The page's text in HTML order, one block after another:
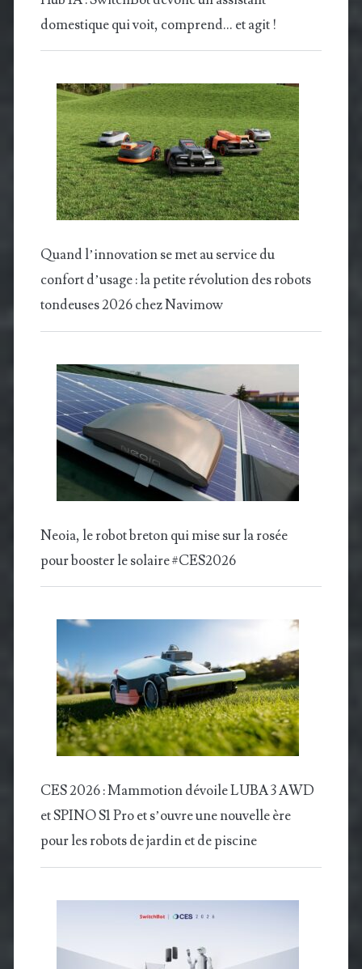
domestique qui voit, comprend… et agit !
Quand l’innovation se met au service du
confort d’usage : la petite révolution des robots
tondeuses 2026 chez Navimow
Neoia, le robot breton qui mise sur la rosée
pour booster le solaire #CES2026
CES 2026 : Mammotion dévoile LUBA 3 AWD
et SPINO S1 Pro et s’ouvre une nouvelle ère
pour les robots de jardin et de piscine